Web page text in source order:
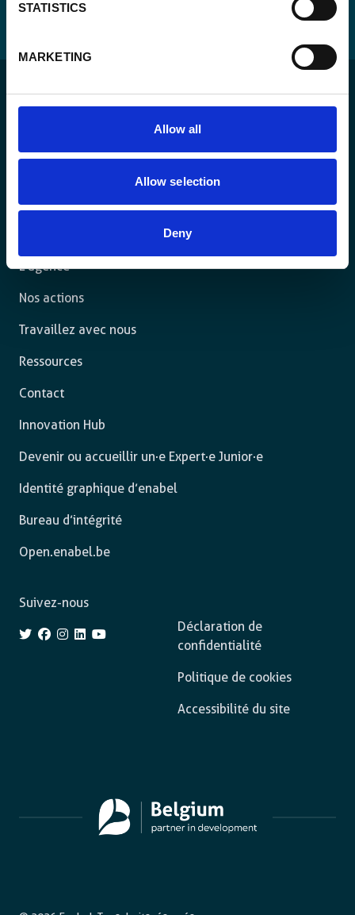
STATISTICS
MARKETING
Allow all
Allow selection
Deny
pleinement.
L’agence
Nos actions
Travaillez avec nous
Ressources
Contact
Innovation Hub
Devenir ou accueillir un·e Expert·e Junior·e
Identité graphique d’enabel
Bureau d’intégrité
Open.enabel.be
Déclaration de
confidentialité
Politique de cookies
Accessibilité du site
Suivez-nous